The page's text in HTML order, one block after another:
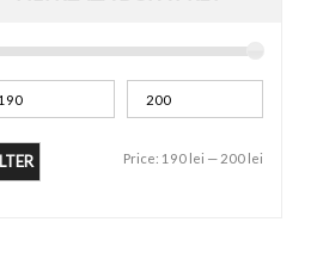
Price: 190 lei — 200 lei